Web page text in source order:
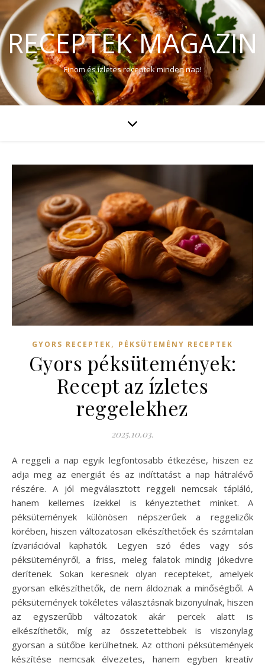
RECEPTEK MAGAZIN
Finom és ízletes receptek minden nap!
GYORS RECEPTEK, PÉKSÜTEMÉNY RECEPTEK
Gyors péksütemények:
Recept az ízletes
reggelekhez
2025.10.03.
A reggeli a nap egyik legfontosabb étkezése, hiszen ez
adja meg az energiát és az indíttatást a nap hátralévő
részére. A jól megválasztott reggeli nemcsak tápláló,
hanem kellemes ízekkel is kényeztethet minket. A
péksütemények különösen népszerűek a reggelizők
körében, hiszen változatosan elkészíthetőek és számtalan
ízvariációval kaphatók. Legyen szó édes vagy sós
péksüteményről, a friss, meleg falatok mindig jókedvre
derítenek. Sokan keresnek olyan recepteket, amelyek
gyorsan elkészíthetők, de nem áldoznak a minőségből. A
péksütemények tökéletes választásnak bizonyulnak, hiszen
az egyszerűbb változatok akár percek alatt is
elkészíthetők, míg az összetettebbek is viszonylag
gyorsan a sütőbe kerülhetnek. Az otthoni péksütemények
készítése nemcsak élvezetes, hanem egyben kreatív